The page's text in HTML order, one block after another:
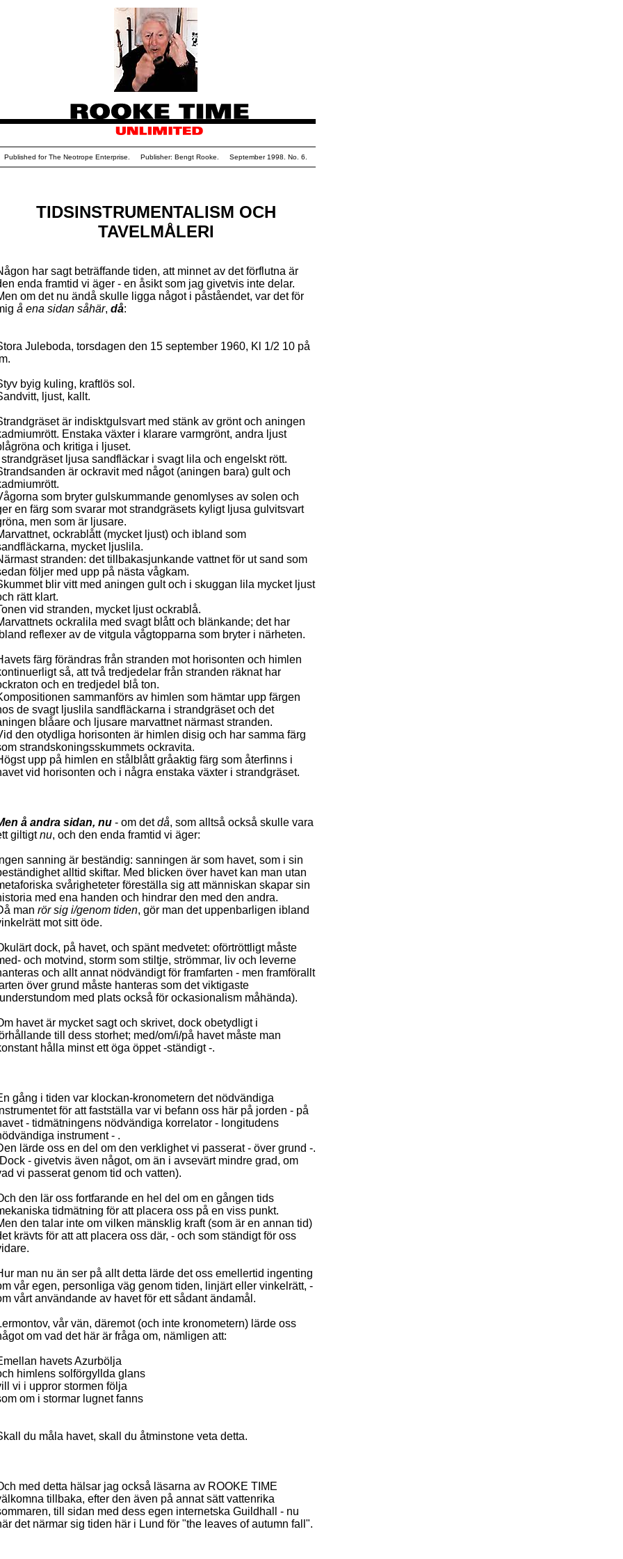
Published for The Neotrope Enterprise. Publisher: Bengt Rooke. September 1998. No. 6.
TIDSINSTRUMENTALISM OCH
TAVELMÅLERI
har sagt beträffande tiden, att minnet av det förflutna är
enda framtid vi äger - en åsikt som jag givetvis inte delar.
om det nu ändå skulle ligga något i påståendet, var det för
å ena sidan såhär, då:
Juleboda, torsdagen den 15 september 1960, Kl 1/2 10 på
byig kuling, kraftlös sol.
ljust, kallt.
är indisktgulsvart med stänk av grönt och aningen
Enstaka växter i klarare varmgrönt, andra ljust
och kritiga i ljuset.
strandgräset ljusa sandfläckar i svagt lila och engelskt rött.
är ockravit med något (aningen bara) gult och
som bryter gulskummande genomlyses av solen och
en färg som svarar mot strandgräsets kyligt ljusa gulvitsvart
men som är ljusare.
ockrablått (mycket ljust) och ibland som
mycket ljuslila.
stranden: det tillbakasjunkande vattnet för ut sand som
följer med upp på nästa vågkam.
blir vitt med aningen gult och i skuggan lila mycket ljust
rätt klart.
vid stranden, mycket ljust ockrablå.
ockralila med svagt blått och blänkande; det har
reflexer av de vitgula vågtopparna som bryter i närheten.
färg förändras från stranden mot horisonten och himlen
så, att två tredjedelar från stranden räknat har
och en tredjedel blå ton.
sammanförs av himlen som hämtar upp färgen
de svagt ljuslila sandfläckarna i strandgräset och det
blåare och ljusare marvattnet närmast stranden.
den otydliga horisonten är himlen disig och har samma färg
strandskoningsskummets ockravita.
upp på himlen en stålblått gråaktig färg som återfinns i
vid horisonten och i några enstaka växter i strandgräset.
å andra sidan, nu - om detdå, som alltså också skulle vara
giltigtnu, och den enda framtid vi äger:
sanning är beständig: sanningen är som havet, som i sin
alltid skiftar. Med blicken över havet kan man utan
svårigheteter föreställa sig att människan skapar sin
med ena handen och hindrar den med den andra.
man rör sig i/genom tiden, gör man det uppenbarligen ibland
mot sitt öde.
dock, på havet, och spänt medvetet: oförtröttligt måste
och motvind, storm som stiltje, strömmar, liv och leverne
och allt annat nödvändigt för framfarten - men framförallt
över grund måste hanteras som det viktigaste
med plats också för ockasionalism måhända).
havet är mycket sagt och skrivet, dock obetydligt i
till dess storhet; med/om/i/på havet måste man
hålla minst ett öga öppet -ständigt -.
gång i tiden var klockan-kronometern det nödvändiga
för att fastställa var vi befann oss här på jorden - på
- tidmätningens nödvändiga korrelator - longitudens
instrument - .
lärde oss en del om den verklighet vi passerat - över grund -.
- givetvis även något, om än i avsevärt mindre grad, om
vi passerat genom tid och vatten).
den lär oss fortfarande en hel del om en gången tids
tidmätning för att placera oss på en viss punkt.
den talar inte om vilken mänsklig kraft (som är en annan tid)
krävts för att att placera oss där, - och som ständigt för oss
man nu än ser på allt detta lärde det oss emellertid ingenting
vår egen, personliga väg genom tiden, linjärt eller vinkelrätt, -
vårt användande av havet för ett sådant ändamål.
vår vän, däremot (och inte kronometern) lärde oss
om vad det här är fråga om, nämligen att:
havets Azurbölja
himlens solförgyllda glans
vi i uppror stormen följa
om i stormar lugnet fanns
du måla havet, skall du åtminstone veta detta.
med detta hälsar jag också läsarna av ROOKE TIME
tillbaka, efter den även på annat sätt vattenrika
till sidan med dess egen internetska Guildhall - nu
det närmar sig tiden här i Lund för "the leaves of autumn fall".